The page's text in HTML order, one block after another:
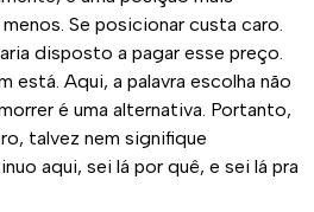
Se posicionar custa caro.
disposto a pagar esse preço.
está. Aqui, a palavra escolha não
é uma alternativa. Portanto,
talvez nem signifique
aqui, sei lá por quê, e sei lá pra